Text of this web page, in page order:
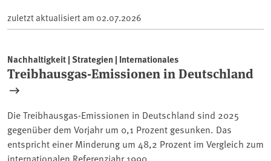
zuletzt aktualisiert am 02.07.2026
Nachhaltigkeit | Strategien | Internationales
Treibhausgas-Emissionen in Deutschland
Die Treibhausgas-Emissionen in Deutschland sind 2025
gegenüber dem Vorjahr um 0,1 Prozent gesunken. Das
entspricht einer Minderung um 48,2 Prozent im Vergleich zum
internationalen Referenzjahr 1990.